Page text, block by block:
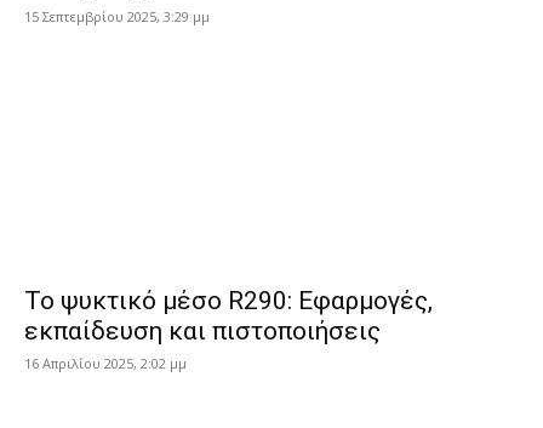
15 Σεπτεμβρίου 2025, 3:29 μμ
Το ψυκτικό μέσο R290: Εφαρμογές,
εκπαίδευση και πιστοποιήσεις
16 Απριλίου 2025, 2:02 μμ